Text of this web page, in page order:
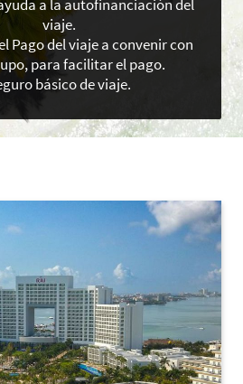
a la autofinanciación del
viaje.
Pago del viaje a convenir con
para facilitar el pago.
básico de viaje.